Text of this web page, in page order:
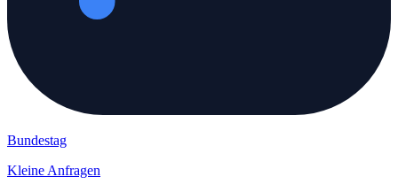
Bundestag
Kleine Anfragen